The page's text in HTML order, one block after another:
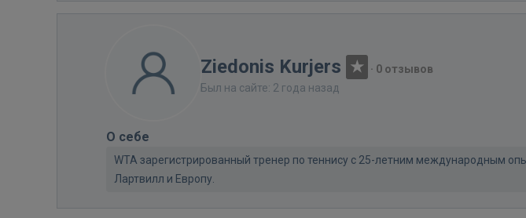
Ziedonis Kurjers · 0 отзывов
Был на сайте: 2 года назад
О себе
WTA зарегистрированный тренер по теннису с 25-летним международным
Лартвилл и Европу.